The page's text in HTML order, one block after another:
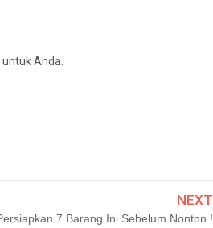
Anda.
NEXT
7 Barang Ini Sebelum Nonton !